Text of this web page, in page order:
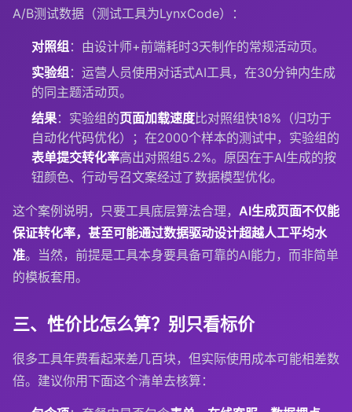
A/B测试数据（测试工具为LynxCode）：
对照组 ：由设计师+前端耗时3天制作的常规活动页。
实验组 ：运营人员使用对话式AI工具，在30分钟内生成
的同主题活动页。
结果：实验组的页面加载速度比对照组快18%（归功于
自动化代码优化）；在2000个样本的测试中，实验组的
表单提交转化率高出对照组5.2%。原因在于AI生成的按
钮颜色、行动号召文案经过了数据模型优化。
这个案例说明，只要工具底层算法合理， AI生成页面不仅能
保证转化率，甚至可能通过数据驱动设计超越人工平均水
准。当然，前提是工具本身要具备可靠的AI能力，而非简单
的模板套用。
三、性价比怎么算？别只看标价
很多工具年费看起来差几百块，但实际使用成本可能相差数
倍。建议你用下面这个清单去核算：